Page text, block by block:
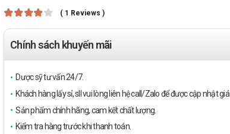
( 1 Reviews )
Chính sách khuyến mãi
Dược sỹ tư vấn 24/7.
Khách hàng lấy sỉ, sll vui lòng liên hệ call/Zalo để được cập nhật giá
Sản phẩm chính hãng, cam kết chất lượng.
Kiểm tra hàng trước khi thanh toán.